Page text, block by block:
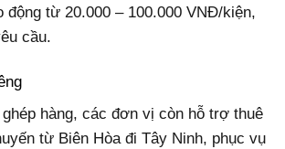
động từ 20.000 – 100.000 VNĐ/kiện,
cầu.
hàng, các đơn vị còn hỗ trợ thuê
từ Biên Hòa đi Tây Ninh, phục vụ